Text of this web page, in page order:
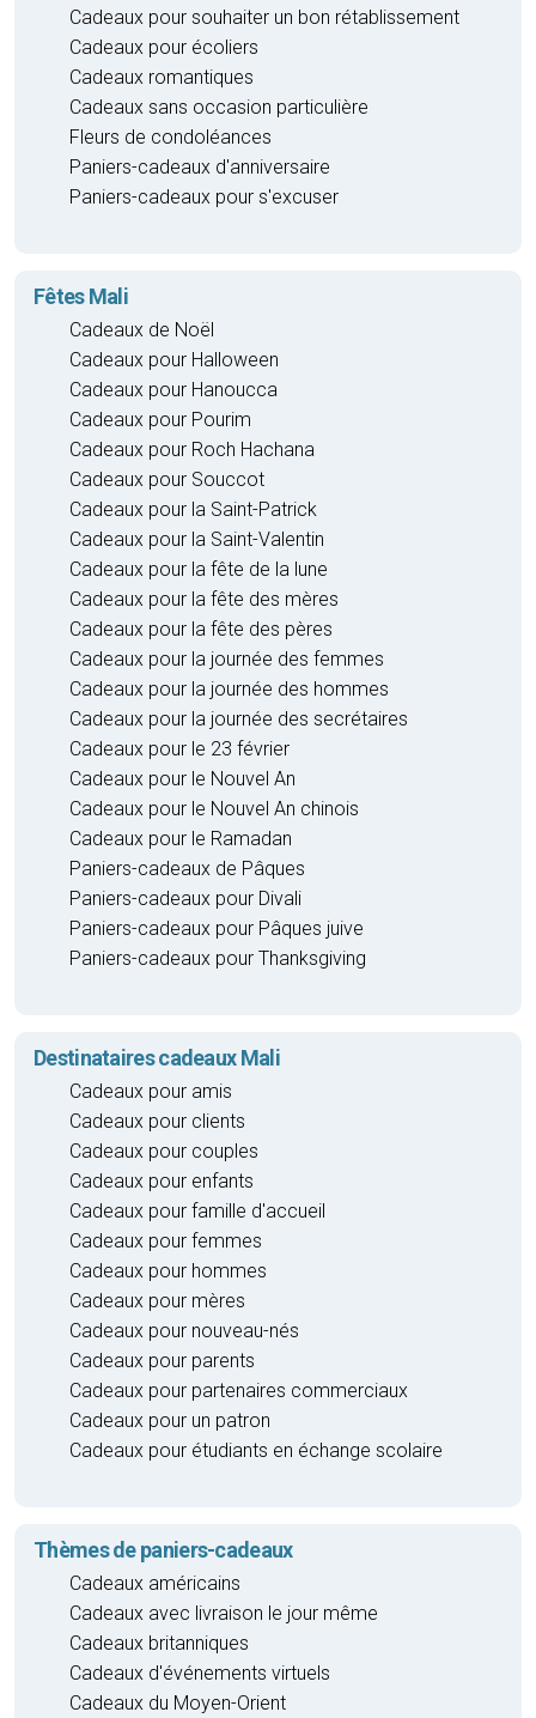
Cadeaux pour souhaiter un bon rétablissement
Cadeaux pour écoliers
Cadeaux romantiques
Cadeaux sans occasion particulière
Fleurs de condoléances
Paniers-cadeaux d'anniversaire
Paniers-cadeaux pour s'excuser
Fêtes Mali
Cadeaux de Noël
Cadeaux pour Halloween
Cadeaux pour Hanoucca
Cadeaux pour Pourim
Cadeaux pour Roch Hachana
Cadeaux pour Souccot
Cadeaux pour la Saint-Patrick
Cadeaux pour la Saint-Valentin
Cadeaux pour la fête de la lune
Cadeaux pour la fête des mères
Cadeaux pour la fête des pères
Cadeaux pour la journée des femmes
Cadeaux pour la journée des hommes
Cadeaux pour la journée des secrétaires
Cadeaux pour le 23 février
Cadeaux pour le Nouvel An
Cadeaux pour le Nouvel An chinois
Cadeaux pour le Ramadan
Paniers-cadeaux de Pâques
Paniers-cadeaux pour Divali
Paniers-cadeaux pour Pâques juive
Paniers-cadeaux pour Thanksgiving
Destinataires cadeaux Mali
Cadeaux pour amis
Cadeaux pour clients
Cadeaux pour couples
Cadeaux pour enfants
Cadeaux pour famille d'accueil
Cadeaux pour femmes
Cadeaux pour hommes
Cadeaux pour mères
Cadeaux pour nouveau-nés
Cadeaux pour parents
Cadeaux pour partenaires commerciaux
Cadeaux pour un patron
Cadeaux pour étudiants en échange scolaire
Thèmes de paniers-cadeaux
Cadeaux américains
Cadeaux avec livraison le jour même
Cadeaux britanniques
Cadeaux d'événements virtuels
Cadeaux du Moyen-Orient